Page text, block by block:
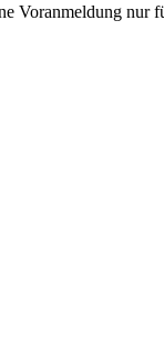
Voranmeldung nur